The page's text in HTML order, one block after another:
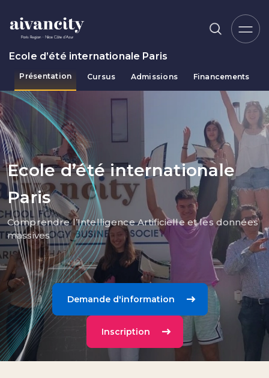
Ecole d’été internationale Paris
Présentation Cursus Admissions Financements
Fil d'Ariane
Ecole d’été internationale
Paris
Comprendre l’Intelligence Artificielle et les données
massives
Demande d'information
Inscription